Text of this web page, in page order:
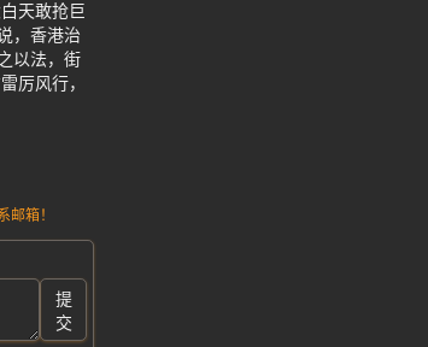
天敢抢巨
，香港治
以法，街
厉风行，
箱！
提
交